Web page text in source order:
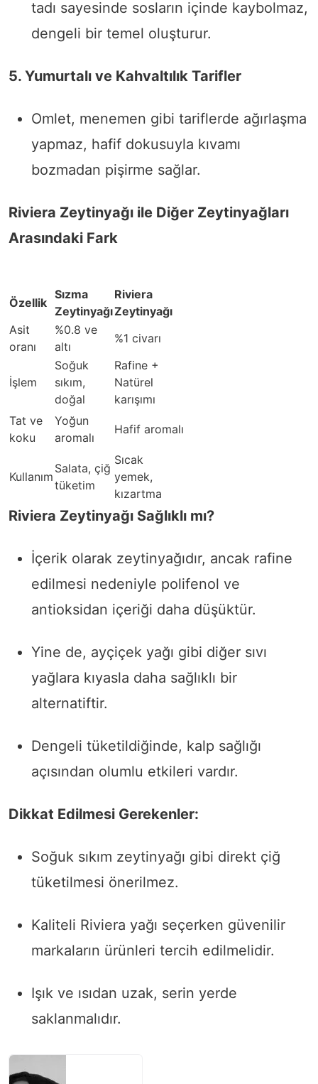
tadı sayesinde sosların içinde kaybolmaz,
dengeli bir temel oluşturur.
5. Yumurtalı ve Kahvaltılık Tarifler
Omlet, menemen gibi tariflerde ağırlaşma
yapmaz, hafif dokusuyla kıvamı
bozmadan pişirme sağlar.
Riviera Zeytinyağı ile Diğer Zeytinyağları
Arasındaki Fark
Özellik
Sızma
Zeytinyağı
Riviera
Zeytinyağı
Asit
oranı
%0.8 ve
altı
%1 civarı
İşlem
Soğuk
sıkım,
doğal
Rafine +
Natürel
karışımı
Tat ve
koku
Yoğun
aromalı
Hafif aromalı
Kullanım
Salata, çiğ
tüketim
Sıcak
yemek,
kızartma
Riviera Zeytinyağı Sağlıklı mı?
İçerik olarak zeytinyağıdır, ancak rafine
edilmesi nedeniyle polifenol ve
antioksidan içeriği daha düşüktür.
Yine de, ayçiçek yağı gibi diğer sıvı
yağlara kıyasla daha sağlıklı bir
alternatiftir.
Dengeli tüketildiğinde, kalp sağlığı
açısından olumlu etkileri vardır.
Dikkat Edilmesi Gerekenler:
Soğuk sıkım zeytinyağı gibi direkt çiğ
tüketilmesi önerilmez.
Kaliteli Riviera yağı seçerken güvenilir
markaların ürünleri tercih edilmelidir.
Işık ve ısıdan uzak, serin yerde
saklanmalıdır.